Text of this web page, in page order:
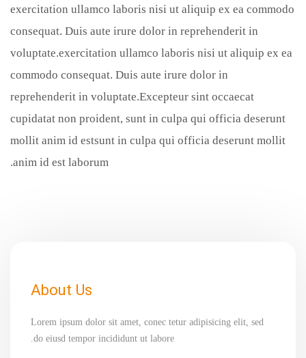
exercitation ullamco laboris nisi ut aliquip ex ea commodo
consequat. Duis aute irure dolor in reprehenderit in
voluptate.exercitation ullamco laboris nisi ut aliquip ex ea
commodo consequat. Duis aute irure dolor in
reprehenderit in voluptate.Excepteur sint occaecat
cupidatat non proident, sunt in culpa qui officia deserunt
mollit anim id estsunt in culpa qui officia deserunt mollit
anim id est laborum.
About Us
Lorem ipsum dolor sit amet, conec tetur adipisicing elit, sed
do eiusd tempor incididunt ut labore.